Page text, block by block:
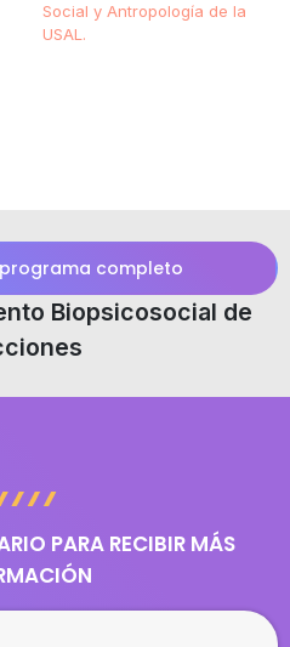
Social y Antropología de la
USAL.
completo
Biopsicosocial de
PARA RECIBIR MÁS